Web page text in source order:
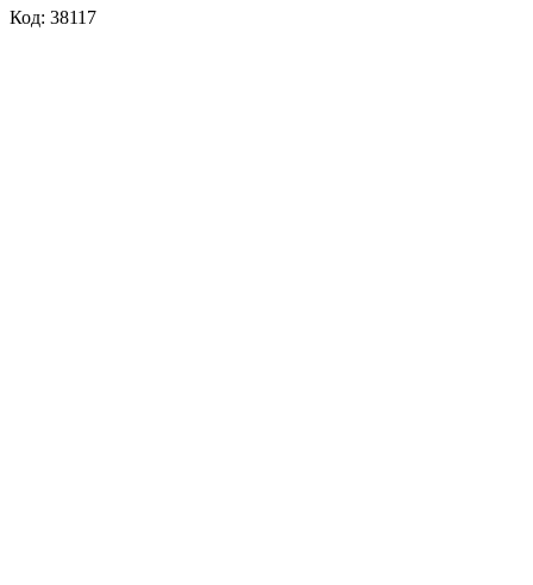
Код: 38117